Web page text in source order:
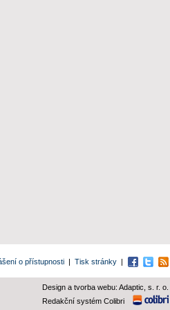
o přístupnosti | Tisk stránky | Facebook
TwitterRSS
Design a tvorba webu: Adaptic, s. r. o.
Redakční systém Colibri